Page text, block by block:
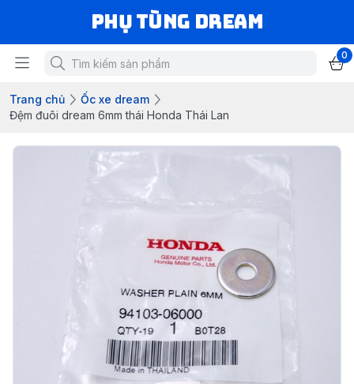
Phụ Tùng Dream
0
Trang chủ
Ốc xe dream
Đệm đuôi dream 6mm thái Honda Thái Lan